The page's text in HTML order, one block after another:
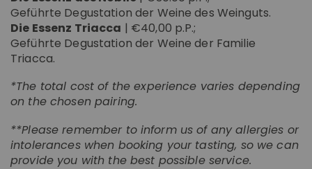
Geführte Degustation der Weine des Weinguts.
Die Essenz Triacca | €40,00 p.P.;
Geführte Degustation der Weine der Familie
Triacca.
*The total cost of the experience varies depending
on the chosen pairing.
**Please remember to inform us of any allergies or
intolerances when booking your tasting, so we can
provide you with the best possible service.